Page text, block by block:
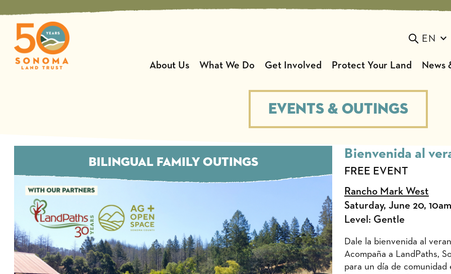
to
content
EN
Toggle
About Us What We Do Get Involved Protect Your Land News
Events & Outings
BILINGUAL FAMILY OUTINGS
Bienvenida al
FREE EVENT
Rancho Mark West
Saturday, June 20,
Level: Gentle
Dale la bienvenida al
Acompaña a LandPaths,
para un día de